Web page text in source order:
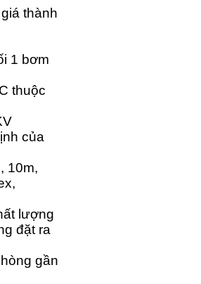
thành
1 bơm
thuộc
của
10m,
lượng
đặt ra
gần